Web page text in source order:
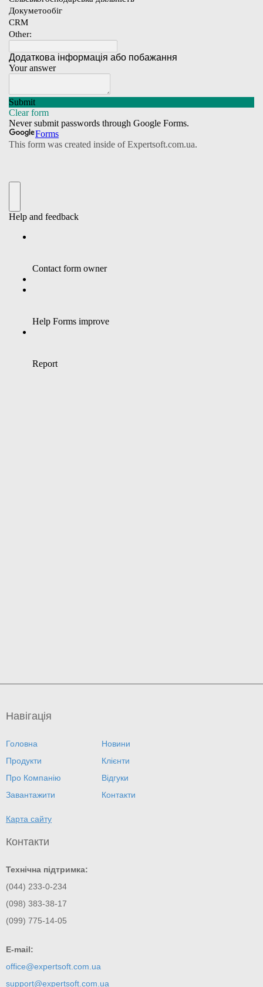
Навігація
Головна
Продукти
Про Компанію
Завантажити
Новини
Клієнти
Відгуки
Контакти
Карта сайту
Контакти
Технічна підтримка:
(044) 233-0-234
(098) 383-38-17
(099) 775-14-05
E-mail:
office@expertsoft.com.ua
support@expertsoft.com.ua